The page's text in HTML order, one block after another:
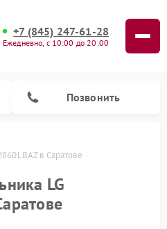
+7 (845) 247-61-28
Ежедневно, с 10:00 до 20:00
Позвонить
в Саратове
LG